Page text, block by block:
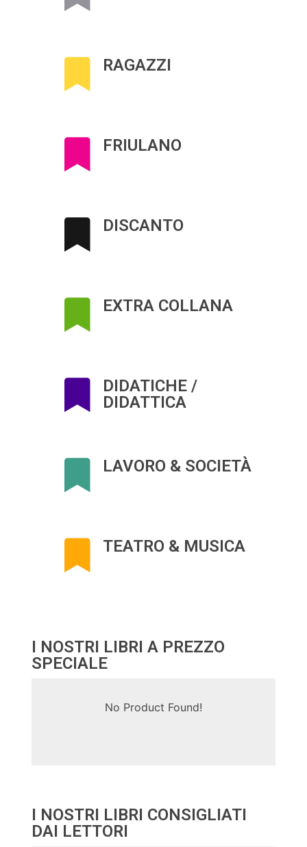
RAGAZZI
FRIULANO
DISCANTO
EXTRA COLLANA
DIDATICHE /
DIDATTICA
LAVORO & SOCIETÀ
TEATRO & MUSICA
I NOSTRI LIBRI A PREZZO
SPECIALE
No Product Found!
I NOSTRI LIBRI CONSIGLIATI
DAI LETTORI